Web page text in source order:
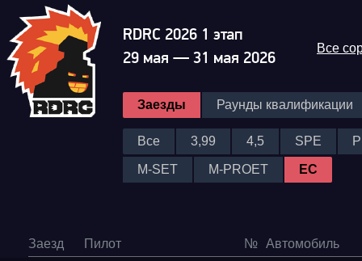
RDRC 2026 1 этап
29 мая — 31 мая 2026
Все
Заезды Раунды квалификации
Все 3,99 4,5 SPE
M-SET M-PROET EC
Заезд Пилот № Автомобиль